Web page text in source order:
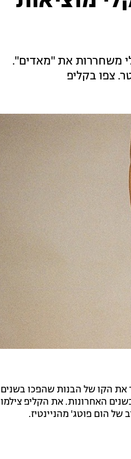
משחררות את "מאדים".
צפו בקליפ
הקו של הבנות שהפכו בשנים
האחרונות. את הקליפ צילמו
הום פוטג' מהניינטיז.